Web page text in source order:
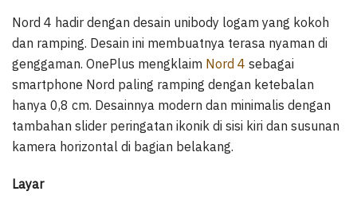
Nord 4 hadir dengan desain unibody logam yang kokoh
dan ramping. Desain ini membuatnya terasa nyaman di
genggaman. OnePlus mengklaim Nord 4 sebagai
smartphone Nord paling ramping dengan ketebalan
hanya 0,8 cm. Desainnya modern dan minimalis dengan
tambahan slider peringatan ikonik di sisi kiri dan susunan
kamera horizontal di bagian belakang.
Layar